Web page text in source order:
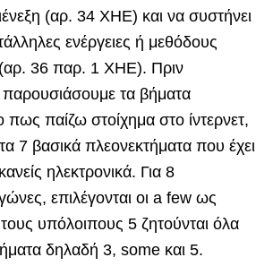
(αρ. 34 ΧΗΕ) και να συστήνει
ενέργειες ή μεθόδους
(αρ. 36 παρ. 1 ΧΗΕ). Πριν
παρουσιάσουμε τα βήματα
πως παίζω στοίχημα στο ίντερνετ,
7 βασικά πλεονεκτήματα που έχει
ηλεκτρονικά. Για 8
επιλέγονται οι a few ως
τους υπόλοιπους 5 ζητούνται όλα
δηλαδή 3, some και 5.